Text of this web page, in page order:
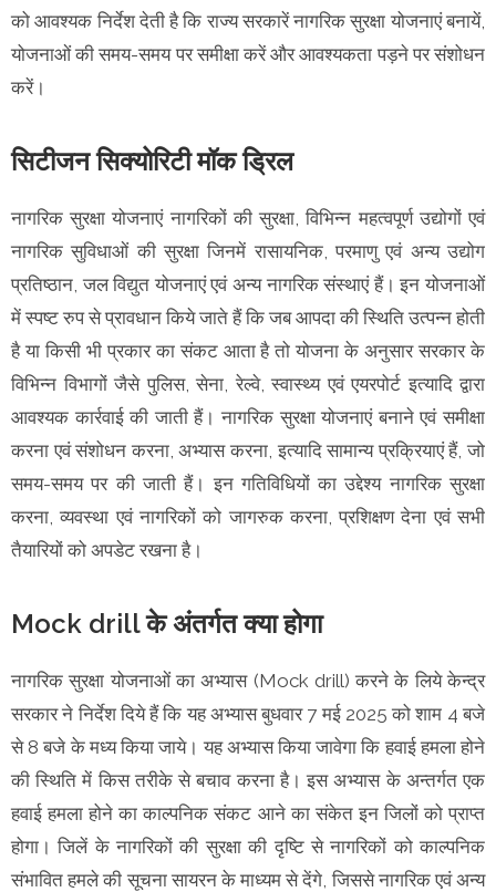
को आवश्यक निर्देश देती है कि राज्य सरकारें नागरिक सुरक्षा योजनाएं बनायें,
योजनाओं की समय-समय पर समीक्षा करें और आवश्यकता पड़ने पर संशोधन
करें।
सिटीजन सिक्योरिटी मॉक ड्रिल
नागरिक सुरक्षा योजनाएं नागरिकों की सुरक्षा, विभिन्न महत्वपूर्ण उद्योगों एवं
नागरिक सुविधाओं की सुरक्षा जिनमें रासायनिक, परमाणु एवं अन्य उद्योग
प्रतिष्ठान, जल विद्युत योजनाएं एवं अन्य नागरिक संस्थाएं हैं। इन योजनाओं
में स्पष्ट रुप से प्रावधान किये जाते हैं कि जब आपदा की स्थिति उत्पन्न होती
है या किसी भी प्रकार का संकट आता है तो योजना के अनुसार सरकार के
विभिन्न विभागों जैसे पुलिस, सेना, रेल्वे, स्वास्थ्य एवं एयरपोर्ट इत्यादि द्वारा
आवश्यक कार्रवाई की जाती हैं। नागरिक सुरक्षा योजनाएं बनाने एवं समीक्षा
करना एवं संशोधन करना, अभ्यास करना, इत्यादि सामान्य प्रक्रियाएं हैं, जो
समय-समय पर की जाती हैं। इन गतिविधियों का उद्देश्य नागरिक सुरक्षा
करना, व्यवस्था एवं नागरिकों को जागरुक करना, प्रशिक्षण देना एवं सभी
तैयारियों को अपडेट रखना है।
Mock drill के अंतर्गत क्या होगा
नागरिक सुरक्षा योजनाओं का अभ्यास (Mock drill) करने के लिये केन्द्र
सरकार ने निर्देश दिये हैं कि यह अभ्यास बुधवार 7 मई 2025 को शाम 4 बजे
से 8 बजे के मध्य किया जाये। यह अभ्यास किया जावेगा कि हवाई हमला होने
की स्थिति में किस तरीके से बचाव करना है। इस अभ्यास के अन्तर्गत एक
हवाई हमला होने का काल्पनिक संकट आने का संकेत इन जिलों को प्राप्त
होगा। जिलें के नागरिकों की सुरक्षा की दृष्टि से नागरिकों को काल्पनिक
संभावित हमले की सूचना सायरन के माध्यम से देंगे, जिससे नागरिक एवं अन्य